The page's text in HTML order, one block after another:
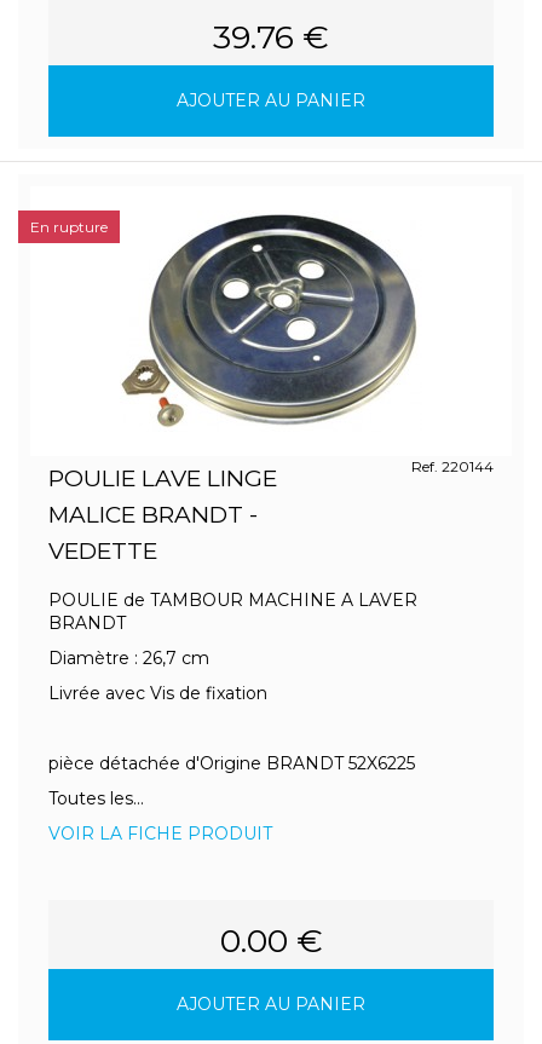
39.76 €
AJOUTER AU PANIER
POULIE LAVE LINGE
MALICE BRANDT -
VEDETTE
Ref. 220144
POULIE de TAMBOUR MACHINE A LAVER
BRANDT
Diamètre : 26,7 cm
Livrée avec Vis de fixation
pièce détachée d'Origine BRANDT 52X6225
Toutes les...
VOIR LA FICHE PRODUIT
0.00 €
AJOUTER AU PANIER
En rupture